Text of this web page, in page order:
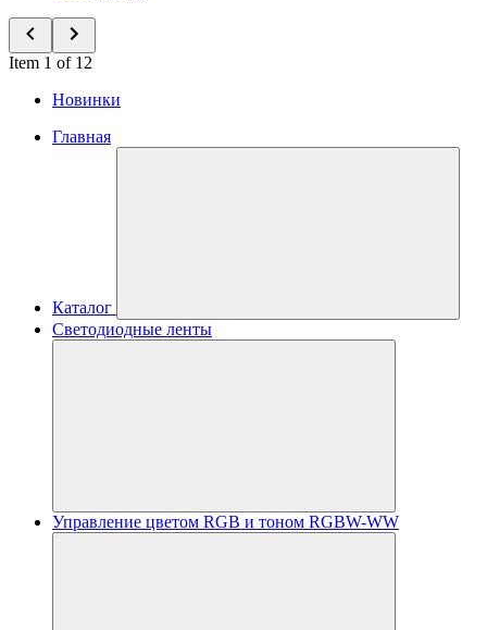
Item 1 of 12
Новинки
Главная
Каталог
Светодиодные ленты
Управление цветом RGB и тоном RGBW-WW